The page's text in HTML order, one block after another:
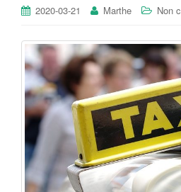
2020-03-21 Marthe Non